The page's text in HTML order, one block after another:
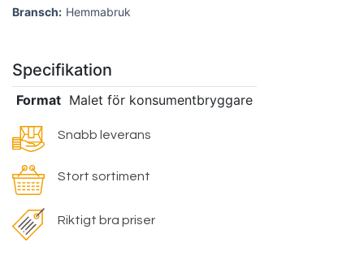
Bransch: Hemmabruk
Specifikation
Format Malet för konsumentbryggare
Snabb leverans
Stort sortiment
Riktigt bra priser